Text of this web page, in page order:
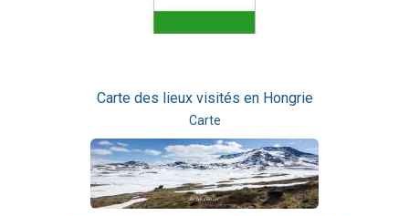
Carte des lieux visités en Hongrie
Carte